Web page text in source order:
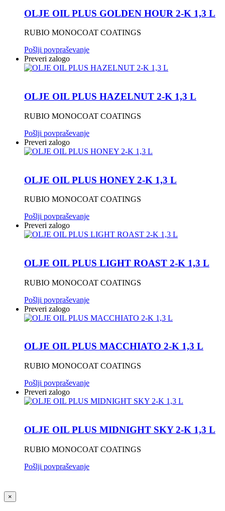
OLJE OIL PLUS GOLDEN HOUR 2-K 1,3 L
RUBIO MONOCOAT COATINGS
Pošlji povpraševanje
Preveri zalogo
OLJE OIL PLUS HAZELNUT 2-K 1,3 L
RUBIO MONOCOAT COATINGS
Pošlji povpraševanje
Preveri zalogo
OLJE OIL PLUS HONEY 2-K 1,3 L
RUBIO MONOCOAT COATINGS
Pošlji povpraševanje
Preveri zalogo
OLJE OIL PLUS LIGHT ROAST 2-K 1,3 L
RUBIO MONOCOAT COATINGS
Pošlji povpraševanje
Preveri zalogo
OLJE OIL PLUS MACCHIATO 2-K 1,3 L
RUBIO MONOCOAT COATINGS
Pošlji povpraševanje
Preveri zalogo
OLJE OIL PLUS MIDNIGHT SKY 2-K 1,3 L
RUBIO MONOCOAT COATINGS
Pošlji povpraševanje
×